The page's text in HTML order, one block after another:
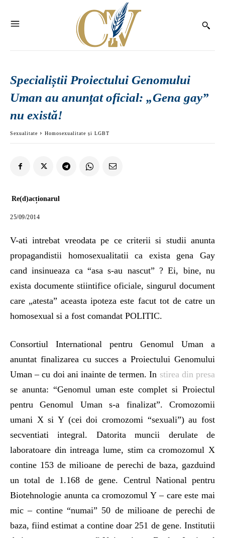
Specialiștii Proiectului Genomului
Uman au anunțat oficial: „Gena gay”
nu există!
Sexualitate Homosexualitate și LGBT
Re(d)acționarul
25/09/2014
V-ati intrebat vreodata pe ce criterii si studii anunta
propagandistii homosexualitatii ca exista gena Gay
cand insinueaza ca “asa s-au nascut” ? Ei, bine, nu
exista documente stiintifice oficiale, singurul document
care „atesta” aceasta ipoteza este facut tot de catre un
homosexual si a fost comandat POLITIC.
Consortiul International pentru Genomul Uman a
anuntat finalizarea cu succes a Proiectului Genomului
Uman – cu doi ani inainte de termen. In stirea din presa
se anunta: “Genomul uman este complet si Proiectul
pentru Genomul Uman s-a finalizat”. Cromozomii
umani X si Y (cei doi cromozomi “sexuali”) au fost
secventiati integral. Datorita muncii derulate de
laboratoare din intreaga lume, stim ca cromozomul X
contine 153 de milioane de perechi de baza, gazduind
un total de 1.168 de gene. Centrul National pentru
Biotehnologie anunta ca cromozomul Y – care este mai
mic – contine “numai” 50 de milioane de perechi de
baza, fiind estimat a contine doar 251 de gene. Institutii